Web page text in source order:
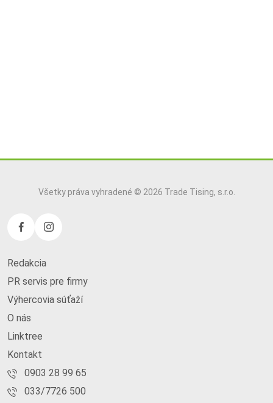
Všetky práva vyhradené © 2026 Trade Tising, s.r.o.
Redakcia
PR servis pre firmy
Výhercovia súťaží
O nás
Linktree
Kontakt
0903 28 99 65
033/7726 500